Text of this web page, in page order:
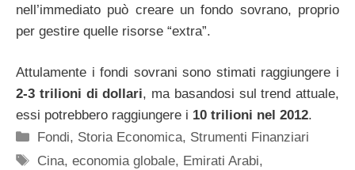
nell’immediato può creare un fondo sovrano, proprio
per gestire quelle risorse “extra”.
Attulamente i fondi sovrani sono stimati raggiungere i
2-3 trilioni di dollari, ma basandosi sul trend attuale,
essi potrebbero raggiungere i 10 trilioni nel 2012.
Categorie
Fondi, Storia Economica, Strumenti Finanziari
Tag
Cina,economia globale, Emirati Arabi,